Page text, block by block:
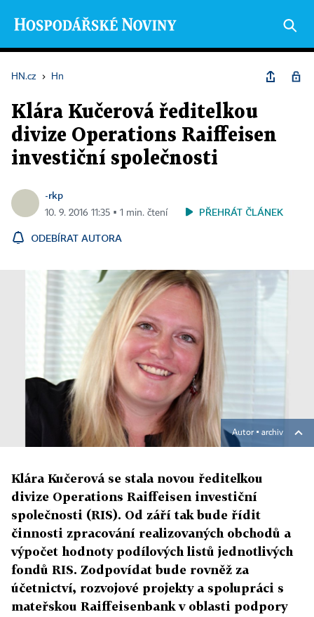
HN.cz › Hn
Klára Kučerová ředitelkou
divize Operations Raiffeisen
investiční společnosti
-rkp
10. 9. 2016 11:35 ▪ 1 min. čtení PŘEHRÁT ČLÁNEK
ODEBÍRAT AUTORA
Autor ▪ archiv
Klára Kučerová se stala novou ředitelkou
divize Operations Raiffeisen investiční
společnosti (RIS). Od září tak bude řídit
činnosti zpracování realizovaných obchodů a
výpočet hodnoty podílových listů jednotlivých
fondů RIS. Zodpovídat bude rovněž za
účetnictví, rozvojové projekty a spolupráci s
mateřskou Raiffeisenbank v oblasti podpory